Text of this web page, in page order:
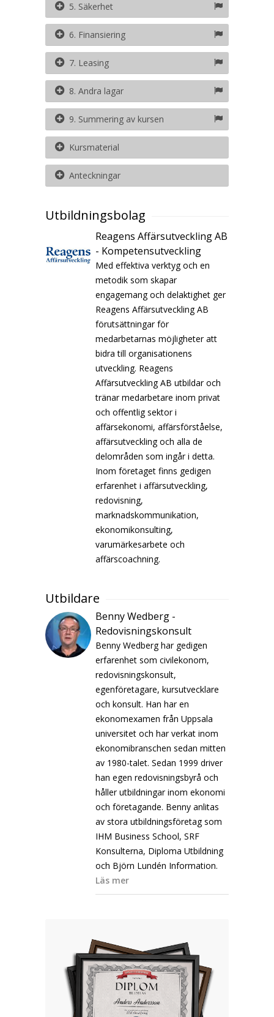
5. Säkerhet
6. Finansiering
7. Leasing
8. Andra lagar
9. Summering av kursen
Kursmaterial
Anteckningar
Utbildningsbolag
Reagens Affärsutveckling AB
- Kompetensutveckling
Med effektiva verktyg och en
metodik som skapar
engagemang och delaktighet ger
Reagens Affärsutveckling AB
förutsättningar för
medarbetarnas möjligheter att
bidra till organisationens
utveckling. Reagens
Affärsutveckling AB utbildar och
tränar medarbetare inom privat
och offentlig sektor i
affärsekonomi, affärsförståelse,
affärsutveckling och alla de
delområden som ingår i detta.
Inom företaget finns gedigen
erfarenhet i affärsutveckling,
redovisning,
marknadskommunikation,
ekonomikonsulting,
varumärkesarbete och
affärscoachning.
Utbildare
Benny Wedberg -
Redovisningskonsult
Benny Wedberg har gedigen
erfarenhet som civilekonom,
redovisningskonsult,
egenföretagare, kursutvecklare
och konsult. Han har en
ekonomexamen från Uppsala
universitet och har verkat inom
ekonomibranschen sedan mitten
av 1980-talet. Sedan 1999 driver
han egen redovisningsbyrå och
håller utbildningar inom ekonomi
och företagande. Benny anlitas
av stora utbildningsföretag som
IHM Business School, SRF
Konsulterna, Diploma Utbildning
och Björn Lundén Information.
Läs mer